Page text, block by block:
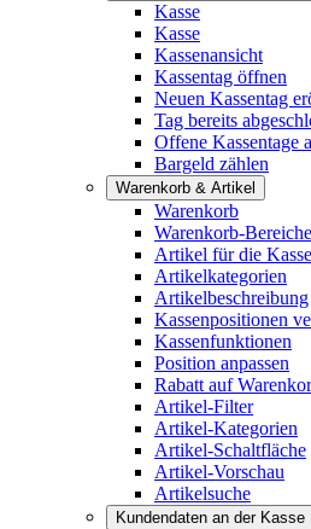
Kasse
Kasse
Kassenansicht
Kassentag öffnen
Neuen Kassentag
Tag bereits
Offene Kassentage
Bargeld zählen
Warenkorb & Artikel
Warenkorb
Warenkorb-Bereiche
Artikel für die Kasse
Artikelkategorien
Artikelbeschreibung
Kassenpositionen
Kassenfunktionen
Position anpassen
Rabatt auf
Artikel-Filter
Artikel-Kategorien
Artikel-Schaltfläche
Artikel-Vorschau
Artikelsuche
Kundendaten an der Kasse